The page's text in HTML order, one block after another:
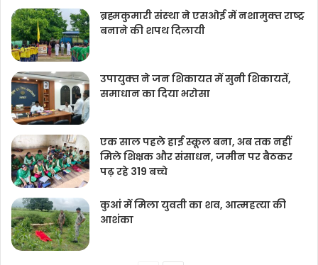
ब्रह्मकुमारी संस्‍था ने एसओई में नशामुक्‍त राष्‍ट्र
बनाने की शपथ दिलायी
उपायुक्‍त ने जन शिकायत में सुनी शिकायतें,
समाधान का दिया भरोसा
एक साल पहले हाई स्कूल बना, अब तक नहीं
मिले शिक्षक और संसाधन, जमीन पर बैठकर
पढ़ रहे 319 बच्चे
कुआं में मिला युवती का शव, आत्महत्या की
आशंका